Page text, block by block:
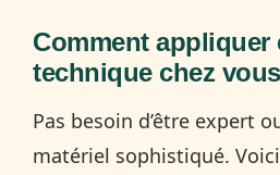
Comment appliquer
technique chez
Pas besoin d’être expert
matériel sophistiqué.